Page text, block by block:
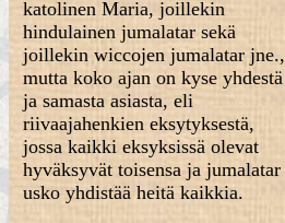
katolinen Maria, joillekin
hindulainen jumalatar sekä
joillekin wiccojen jumalatar jne.,
mutta koko ajan on kyse yhdestä
ja samasta asiasta, eli
riivaajahenkien eksytyksestä,
jossa kaikki eksyksissä olevat
hyväksyvät toisensa ja jumalatar
usko yhdistää heitä kaikkia.